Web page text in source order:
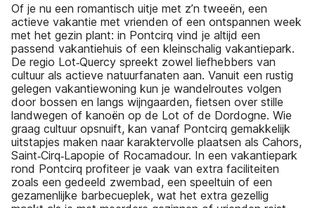
Of je nu een romantisch uitje met z’n tweeën, een
actieve vakantie met vrienden of een ontspannen week
met het gezin plant: in Pontcirq vind je altijd een
passend vakantiehuis of een kleinschalig vakantiepark.
De regio Lot‑Quercy spreekt zowel liefhebbers van
cultuur als actieve natuurfanaten aan. Vanuit een rustig
gelegen vakantiewoning kun je wandelroutes volgen
door bossen en langs wijngaarden, fietsen over stille
landwegen of kanoën op de Lot of de Dordogne. Wie
graag cultuur opsnuift, kan vanaf Pontcirq gemakkelijk
uitstapjes maken naar karaktervolle plaatsen als Cahors,
Saint‑Cirq‑Lapopie of Rocamadour. In een vakantiepark
rond Pontcirq profiteer je vaak van extra faciliteiten
zoals een gedeeld zwembad, een speeltuin of een
gezamenlijke barbecueplek, wat het extra gezellig